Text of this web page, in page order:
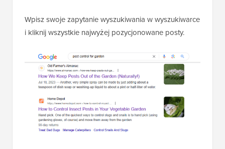
Wpisz swoje zapytanie wyszukiwania w wyszukiwarce
i kliknij wszystkie najwyżej pozycjonowane posty.